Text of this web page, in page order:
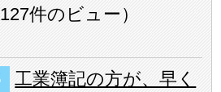
127件のビュー ）
工業簿記の方が、早く